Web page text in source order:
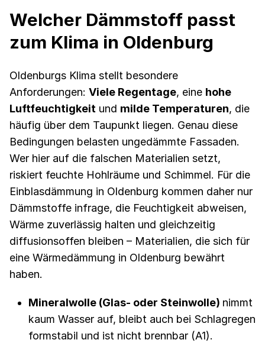
Welcher Dämmstoff passt
zum Klima in Oldenburg
Oldenburgs Klima stellt besondere
Anforderungen: Viele Regentage, eine hohe
Luftfeuchtigkeit und milde Temperaturen, die
häufig über dem Taupunkt liegen. Genau diese
Bedingungen belasten ungedämmte Fassaden.
Wer hier auf die falschen Materialien setzt,
riskiert feuchte Hohlräume und Schimmel. Für die
Einblasdämmung in Oldenburg kommen daher nur
Dämmstoffe infrage, die Feuchtigkeit abweisen,
Wärme zuverlässig halten und gleichzeitig
diffusionsoffen bleiben – Materialien, die sich für
eine Wärmedämmung in Oldenburg bewährt
haben.
Mineralwolle (Glas- oder Steinwolle) nimmt
kaum Wasser auf, bleibt auch bei Schlagregen
formstabil und ist nicht brennbar (A1).